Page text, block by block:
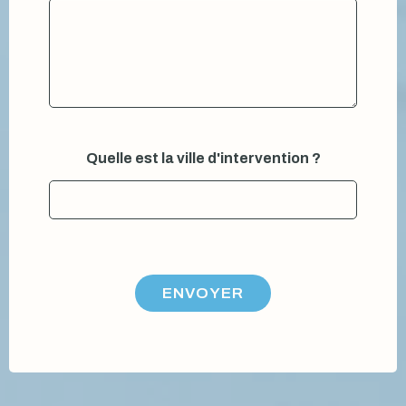
Quelle est la ville d'intervention ?
ENVOYER